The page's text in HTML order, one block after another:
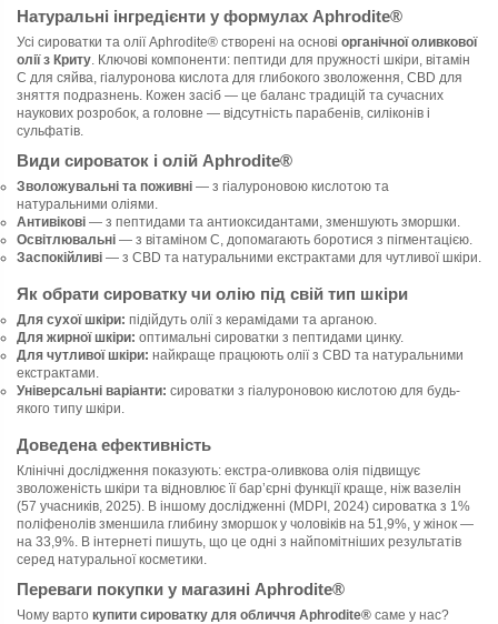
Натуральні інгредієнти у формулах Aphrodite®
Усі сироватки та олії Aphrodite® створені на основі органічної оливкової
олії з Криту. Ключові компоненти: пептиди для пружності шкіри, вітамін
С для сяйва, гіалуронова кислота для глибокого зволоження, CBD для
зняття подразнень. Кожен засіб — це баланс традицій та сучасних
наукових розробок, а головне — відсутність парабенів, силіконів і
сульфатів.
Види сироваток і олій Aphrodite®
Зволожувальні та поживні — з гіалуроновою кислотою та
натуральними оліями.
Антивікові — з пептидами та антиоксидантами, зменшують зморшки.
Освітлювальні — з вітаміном С, допомагають боротися з пігментацією.
Заспокійливі — з CBD та натуральними екстрактами для чутливої шкіри.
Як обрати сироватку чи олію під свій тип шкіри
Для сухої шкіри: підійдуть олії з керамідами та арганою.
Для жирної шкіри: оптимальні сироватки з пептидами цинку.
Для чутливої шкіри: найкраще працюють олії з CBD та натуральними
екстрактами.
Універсальні варіанти: сироватки з гіалуроновою кислотою для будь-
якого типу шкіри.
Доведена ефективність
Клінічні дослідження показують: екстра-оливкова олія підвищує
зволоженість шкіри та відновлює її бар’єрні функції краще, ніж вазелін
(57 учасників, 2025). В іншому дослідженні (MDPI, 2024) сироватка з 1%
поліфенолів зменшила глибину зморшок у чоловіків на 51,9%, у жінок —
на 33,9%. В інтернеті пишуть, що це одні з найпомітніших результатів
серед натуральної косметики.
Переваги покупки у магазині Aphrodite®
Чому варто купити сироватку для обличчя Aphrodite® саме у нас?